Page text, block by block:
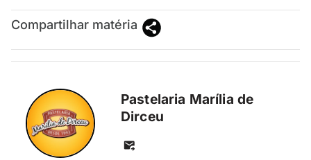
Compartilhar matéria
Pastelaria Marília de
Dirceu